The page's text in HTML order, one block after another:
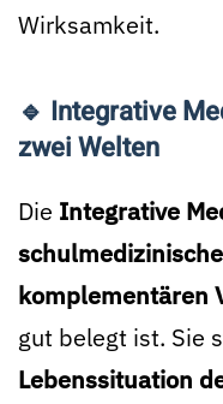
Wirksamkeit.
🔹 Integrative
zwei Welten
Die Integrative
komplementären
gut belegt ist. Sie
Lebenssituation